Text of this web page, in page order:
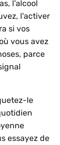
l'alcool
l'activer
si vos
vous avez
parce
le
essayez de